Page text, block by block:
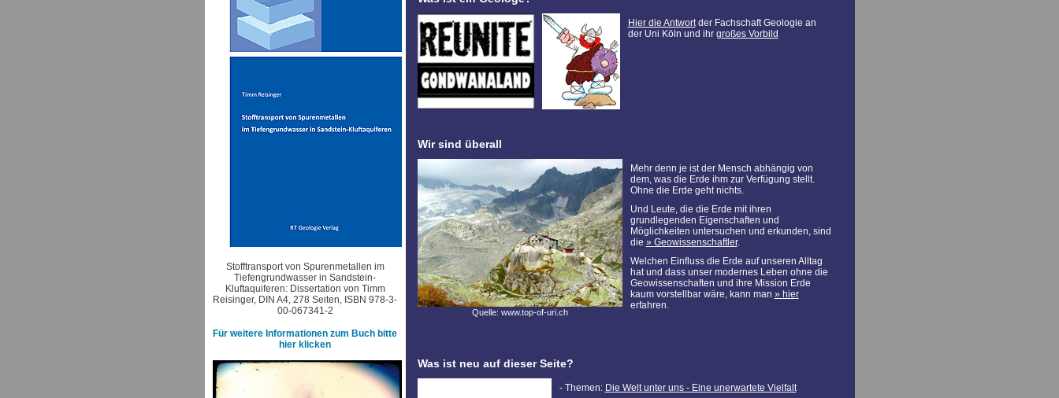
Stofftransport von Spurenmetallen im
Tiefengrundwasser in Sandstein-
Kluftaquiferen: Dissertation von Timm
Reisinger, DIN A4, 278 Seiten, ISBN 978-3-
00-067341-2
Für weitere Informationen zum Buch bitte
hier klicken
Hier die Antwortder Fachschaft Geologie an
der Uni Köln und ihr großes Vorbild
Wir sind überall
Quelle: www.top-of-uri.ch
Mehr denn je ist der Mensch abhängig von
dem, was die Erde ihm zur Verfügung stellt.
Ohne die Erde geht nichts.
Und Leute, die die Erde mit ihren
grundlegenden Eigenschaften und
Möglichkeiten untersuchen und erkunden, sind
die
Geowissenschaftler.
Welchen Einfluss die Erde auf unseren Alltag
hat und dass unser modernes Leben ohne die
Geowissenschaften und ihre Mission Erde
kaum vorstellbar wäre, kann man
hier
erfahren.
Was ist neu auf dieser Seite?
- Themen: Die Welt unter uns - Eine unerwartete Vielfalt